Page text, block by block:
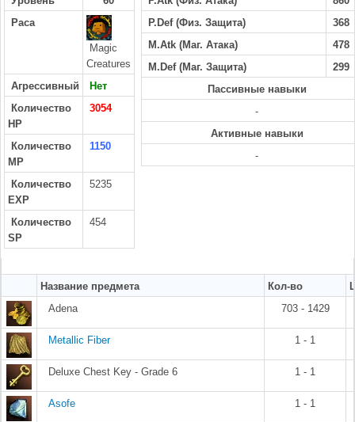
Раса
Magic
Creatures
Агрессивный
Нет
Количество
HP
3054
Количество
MP
1150
Количество
EXP
5235
Количество
SP
454
P.Def (Физ. Защита)
368
M.Atk (Маг. Атака)
478
M.Def (Маг. Защита)
299
Пассивные навыки
-
Активные навыки
-
Название предмета Кол-во
Adena
703 - 1429
Metallic Fiber 1 - 1
Deluxe Chest Key - Grade 6 1 - 1
Asofe 1 - 1